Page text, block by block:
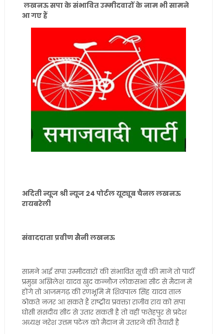
लखनऊ सपा के संभावित उम्मीदवारों के नाम भी सामने
आ गए हैं
अदिती न्यूज श्री न्यूज 24 पोर्टल यूट्यूब चैनल लखनऊ
रायबरेली
संवाददाता प्रवीण सैनी लखनऊ
सामने आई सपा उम्मीदवारों की संभावित सूची की मानें तो पार्टी
प्रमुख अखिलेश यादव खुद कन्नौज लोकसभा सीट से मैदान में
होंगे तो आजमगढ़ की रणभूमि में शिवपाल सिंह यादव ताल
ठोकते नजर आ सकते हैं राष्ट्रीय प्रवक्ता राजीव राय को सपा
घोसी संसदीय सीट से उतार सकती है तो वहीं फतेहपुर से प्रदेश
अध्यक्ष नरेश उत्तम पटेल को मैदान में उतारने की तैयारी है